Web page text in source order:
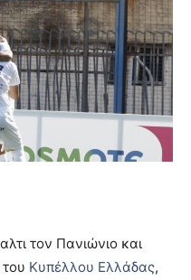
τον Πανιώνιο και
Κυπέλλου Ελλάδας,